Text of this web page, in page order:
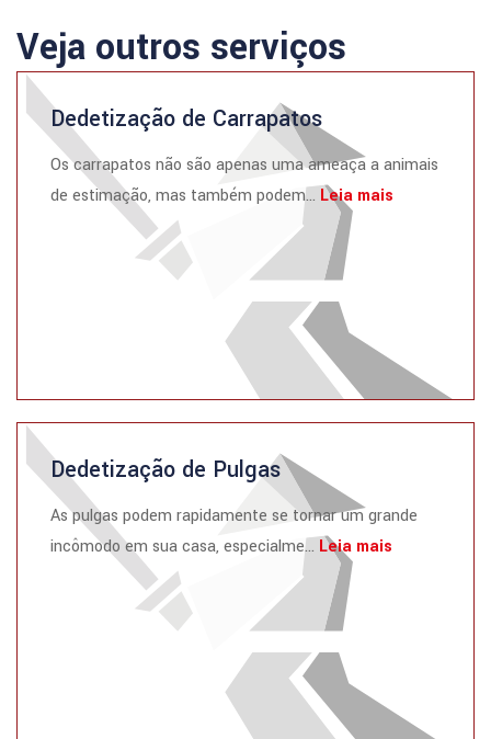
Veja outros serviços
Dedetização de Carrapatos
Os carrapatos não são apenas uma ameaça a animais
de estimação, mas também podem... Leia mais
Dedetização de Pulgas
As pulgas podem rapidamente se tornar um grande
incômodo em sua casa, especialme... Leia mais